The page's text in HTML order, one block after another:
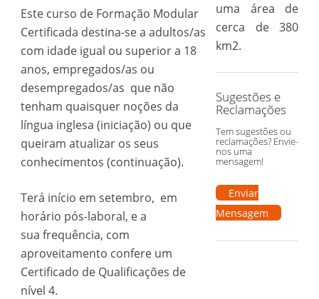
Este curso de Formação Modular
Certificada destina-se a adultos/as
com idade igual ou superior a 18
anos, empregados/as ou
desempregados/as que não
tenham quaisquer noções da
língua inglesa (iniciação) ou que
queiram atualizar os seus
conhecimentos (continuação).
Terá início em setembro, em
horário pós-laboral, e a
sua frequência, com
aproveitamento confere um
Certificado de Qualificações de
nível 4.
uma área de
cerca de 380
km2.
Sugestões e
Reclamações
Tem sugestões ou
reclamações? Envie-
nos uma
mensagem!
Enviar
Mensagem